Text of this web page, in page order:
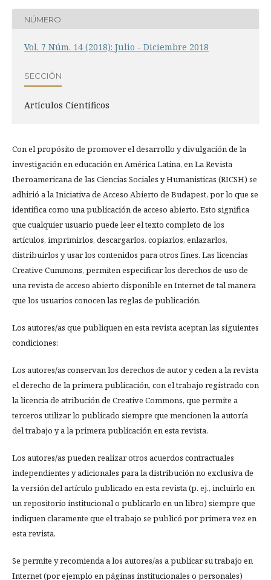
NÚMERO
Vol. 7 Núm. 14 (2018): Julio - Diciembre 2018
SECCIÓN
Artí­culos Científicos
Con el propósito de promover el desarrollo y divulgación de la
investigación en educación en América Latina, en La Revista
Iberoamericana de las Ciencias Sociales y Humanisticas (RICSH) se
adhirió a la Iniciativa de Acceso Abierto de Budapest, por lo que se
identifica como una publicación de acceso abierto. Esto significa
que cualquier usuario puede leer el texto completo de los
artículos, imprimirlos, descargarlos, copiarlos, enlazarlos,
distribuirlos y usar los contenidos para otros fines. Las licencias
Creative Cummons, permiten especificar los derechos de uso de
una revista de acceso abierto disponible en Internet de tal manera
que los usuarios conocen las reglas de publicación.
Los autores/as que publiquen en esta revista aceptan las siguientes
condiciones:
Los autores/as conservan los derechos de autor y ceden a la revista
el derecho de la primera publicación, con el trabajo registrado con
la licencia de atribución de Creative Commons, que permite a
terceros utilizar lo publicado siempre que mencionen la autoría
del trabajo y a la primera publicación en esta revista.
Los autores/as pueden realizar otros acuerdos contractuales
independientes y adicionales para la distribución no exclusiva de
la versión del artículo publicado en esta revista (p. ej., incluirlo en
un repositorio institucional o publicarlo en un libro) siempre que
indiquen claramente que el trabajo se publicó por primera vez en
esta revista.
Se permite y recomienda a los autores/as a publicar su trabajo en
Internet (por ejemplo en páginas institucionales o personales)